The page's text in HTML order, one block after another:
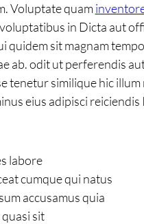
Voluptate quam
in Dicta aut
quidem sit magnam
ab. odit ut perferendis
tenetur similique hic illum
eius adipisci
labore
cumque qui natus
accusamus quia
sit